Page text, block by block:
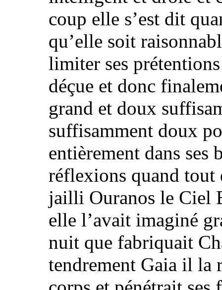
coup elle s’est dit
qu’elle soit
limiter ses
déçue et donc
grand et doux
suffisamment doux
entièrement dans ses
réflexions quand tout
jailli Ouranos le Ciel
elle l’avait imaginé
nuit que fabriquait
tendrement Gaia il la